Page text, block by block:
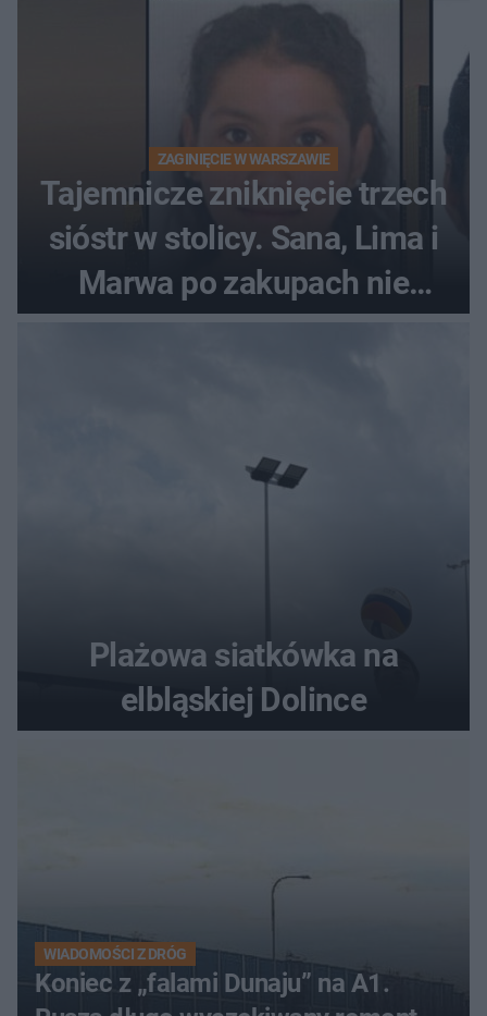
ZAGINIĘCIE W WARSZAWIE
Tajemnicze zniknięcie trzech
sióstr w stolicy. Sana, Lima i
Marwa po zakupach nie
wróciły do domu
Plażowa siatkówka na
elbląskiej Dolince
WIADOMOŚCI Z DRÓG
Koniec z „falami Dunaju” na A1.